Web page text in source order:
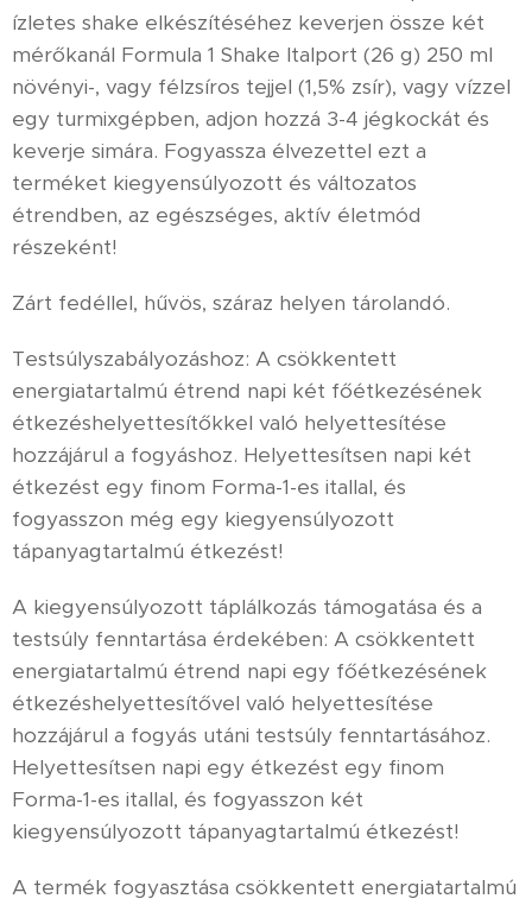
ízletes shake elkészítéséhez keverjen össze két
mérőkanál Formula 1 Shake Italport (26 g) 250 ml
növényi-, vagy félzsíros tejjel (1,5% zsír), vagy vízzel
egy turmixgépben, adjon hozzá 3-4 jégkockát és
keverje simára. Fogyassza élvezettel ezt a
terméket kiegyensúlyozott és változatos
étrendben, az egészséges, aktív életmód
részeként!
Zárt fedéllel, hűvös, száraz helyen tárolandó.
Testsúlyszabályozáshoz: A csökkentett
energiatartalmú étrend napi két főétkezésének
étkezéshelyettesítőkkel való helyettesítése
hozzájárul a fogyáshoz. Helyettesítsen napi két
étkezést egy finom Forma-1-es itallal, és
fogyasszon még egy kiegyensúlyozott
tápanyagtartalmú étkezést!
A kiegyensúlyozott táplálkozás támogatása és a
testsúly fenntartása érdekében: A csökkentett
energiatartalmú étrend napi egy főétkezésének
étkezéshelyettesítővel való helyettesítése
hozzájárul a fogyás utáni testsúly fenntartásához.
Helyettesítsen napi egy étkezést egy finom
Forma-1-es itallal, és fogyasszon két
kiegyensúlyozott tápanyagtartalmú étkezést!
A termék fogyasztása csökkentett energiatartalmú